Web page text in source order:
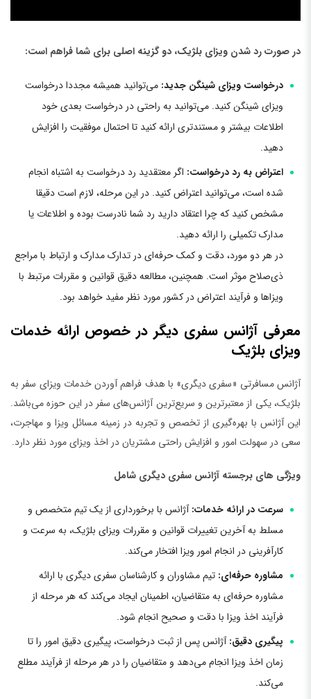
در صورت رد شدن ویزای بلژیک، دو گزینه اصلی برای شما فراهم است:
درخواست ویزای شینگن جدید: می‌توانید همیشه مجددا درخواست
ویزای شینگن کنید. می‌توانید به راحتی در درخواست بعدی خود
اطلاعات بیشتر و مستندتری ارائه کنید تا احتمال موفقیت را افزایش
دهید.
اعتراض به رد درخواست: اگر معتقدید رد درخواست به اشتباه انجام
شده است، می‌توانید اعتراض کنید. در این مرحله، لازم است دقیقا
مشخص کنید که چرا اعتقاد دارید رد شما نادرست بوده و اطلاعات یا
مدارک تکمیلی را ارائه دهید.
در هر دو مورد، دقت و کمک حرفه‌ای در تدارک مدارک و ارتباط با مراجع
ذی‌صلاح موثر است. همچنین، مطالعه دقیق قوانین و مقررات مرتبط با
ویزاها و فرآیند اعتراض در کشور مورد نظر مفید خواهد بود.
معرفی آژانس سفری دیگر در خصوص ارائه خدمات
ویزای بلژیک
آژانس مسافرتی «سفری دیگری» با هدف فراهم آوردن خدمات ویزای سفر به
بلژیک، یکی از معتبرترین و سریع‌ترین آژانس‌های سفر در این حوزه می‌باشد.
این آژانس با بهره‌گیری از تخصص و تجربه در زمینه مسائل ویزا و مهاجرت،
سعی در سهولت امور و افزایش راحتی مشتریان در اخذ ویزای مورد نظر دارد.
ویژگی‌ های برجسته آژانس سفری دیگری شامل
سرعت در ارائه خدمات:آژانس با برخورداری از یک تیم متخصص و
مسلط به آخرین تغییرات قوانین و مقررات ویزای بلژیک، به سرعت و
کارآفرینی در انجام امور ویزا افتخار می‌کند.
مشاوره حرفه‌ای: تیم مشاوران و کارشناسان سفری دیگری با ارائه
مشاوره حرفه‌ای به متقاضیان، اطمینان ایجاد می‌کند که هر مرحله از
فرآیند اخذ ویزا با دقت و صحیح انجام شود.
پیگیری دقیق:آژانس پس از ثبت درخواست، پیگیری دقیق امور را تا
زمان اخذ ویزا انجام می‌دهد و متقاضیان را در هر مرحله از فرآیند مطلع
می‌کند.